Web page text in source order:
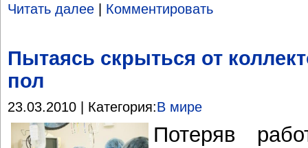
Читать далее | Комментировать
Пытаясь скрыться от
пол
23.03.2010 | Категория:В мире
Потеряв